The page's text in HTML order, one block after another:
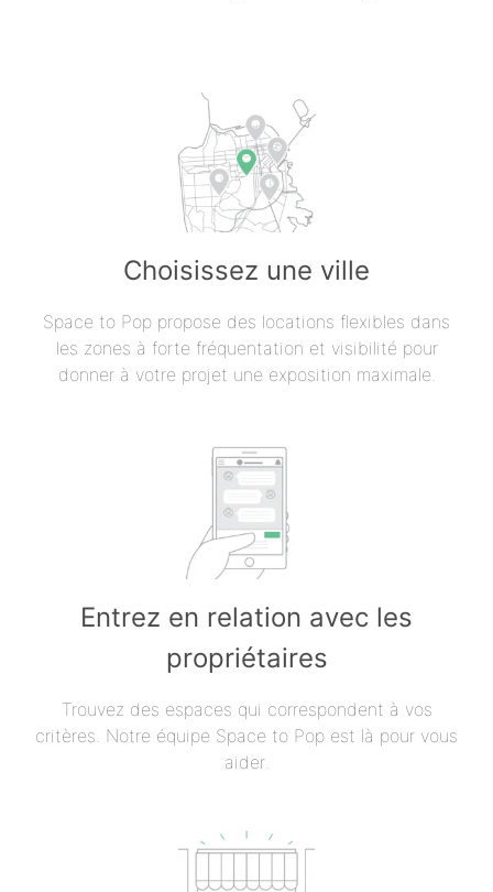
Choisissez une ville
Space to Pop propose des locations flexibles dans
les zones à forte fréquentation et visibilité pour
donner à votre projet une exposition maximale.
Entrez en relation avec les
propriétaires
Trouvez des espaces qui correspondent à vos
critères. Notre équipe Space to Pop est là pour vous
aider.